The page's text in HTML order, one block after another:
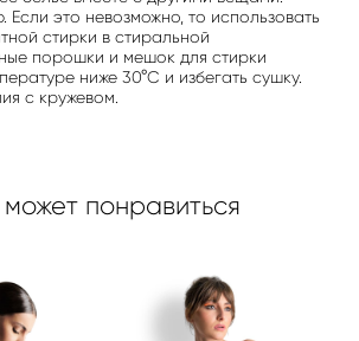
Если это невозможно, то использовать
стирки в стиральной
порошки и мешок для стирки
ниже 30°C и избегать сушку.
с кружевом.
понравиться